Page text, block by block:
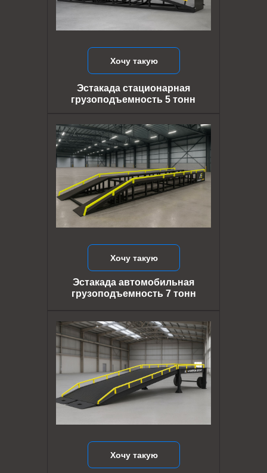
Хочу такую
Хочу такую
Эстакада автомобильная
грузоподъемность 7 тонн
Хочу такую
Эстакада стационарная
грузоподъемность 5 тонн